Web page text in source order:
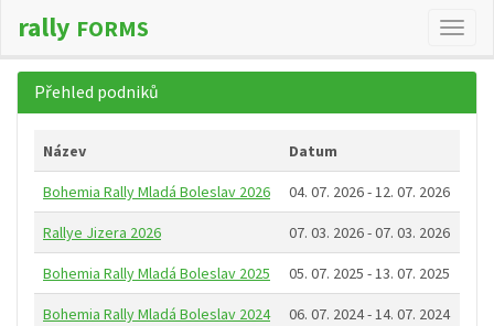
Změna
rally FORMS
Přehled podniků
Název Datum
Bohemia Rally Mladá Boleslav 2026 04. 07. 2026 - 12. 07. 2026
Rallye Jizera 2026 07. 03. 2026 - 07. 03. 2026
Bohemia Rally Mladá Boleslav 2025 05. 07. 2025 - 13. 07. 2025
Bohemia Rally Mladá Boleslav 2024 06. 07. 2024 - 14. 07. 2024